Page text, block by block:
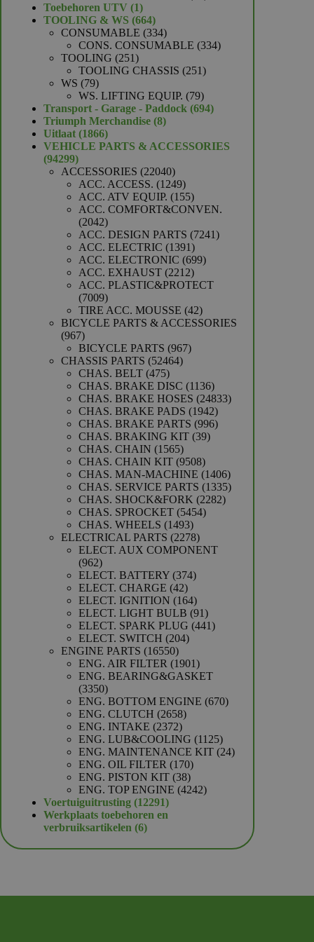
Toebehoren UTV 11
product
TOOLING & WS 664664
producten
CONSUMABLE 334334
producten
CONS. CONSUMABLE 334334
TOOLING 251251
producten
TOOLING CHASSIS 251251
WS 7979
producten
WS. LIFTING EQUIP. 7979
producten
Transport - Garage - Paddock 694694
Triumph Merchandise 88
Uitlaat 18661866
producten
VEHICLE PARTS & ACCESSORIES
9429994299
producten
ACCESSORIES 2204022040
producten
ACC. ACCESS. 12491249
producten
ACC. ATV EQUIP. 155155
producten
ACC. COMFORT&CONVEN.
20422042
producten
ACC. DESIGN PARTS 72417241
ACC. ELECTRIC 13911391
producten
ACC. ELECTRONIC 699699
ACC. EXHAUST 22122212
producten
ACC. PLASTIC&PROTECT
70097009
producten
TIRE ACC. MOUSSE 4242
producten
BICYCLE PARTS & ACCESSORIES
967967
producten
BICYCLE PARTS 967967
CHASSIS PARTS 5246452464
CHAS. BELT 475475
producten
CHAS. BRAKE DISC 11361136
producten
CHAS. BRAKE HOSES 2483324833
CHAS. BRAKE PADS 19421942
producten
CHAS. BRAKE PARTS 996996
CHAS. BRAKING KIT 3939
CHAS. CHAIN 15651565
producten
CHAS. CHAIN KIT 95089508
producten
CHAS. MAN-MACHINE 14061406
producten
CHAS. SERVICE PARTS 13351335
CHAS. SHOCK&FORK 22822282
CHAS. SPROCKET 54545454
CHAS. WHEELS 14931493
producten
ELECTRICAL PARTS 22782278
producten
ELECT. AUX COMPONENT
962962
producten
ELECT. BATTERY 374374
ELECT. CHARGE 4242
producten
ELECT. IGNITION 164164
producten
ELECT. LIGHT BULB 9191
producten
ELECT. SPARK PLUG 441441
ELECT. SWITCH 204204
ENGINE PARTS 1655016550
producten
ENG. AIR FILTER 19011901
producten
ENG. BEARING&GASKET
33503350
producten
ENG. BOTTOM ENGINE 670670
ENG. CLUTCH 26582658
ENG. INTAKE 23722372
producten
ENG. LUB&COOLING 11251125
producten
ENG. MAINTENANCE KIT 2424
ENG. OIL FILTER 170170
producten
ENG. PISTON KIT 3838
producten
ENG. TOP ENGINE 42424242
Voertuiguitrusting 1229112291
producten
Werkplaats toebehoren en
verbruiksartikelen 66